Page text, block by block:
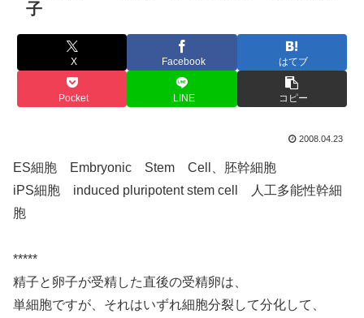
子
X Facebook はてブ
Pocket LINE コピー
2008.04.23
ES細胞 Embryonic Stem Cell、胚幹細胞
iPS細胞 induced pluripotent stem cell 人工多能性幹細
胞
*****
精子と卵子が受精した直後の受精卵は、
単細胞ですが、それはいずれ細胞分裂して分化して、